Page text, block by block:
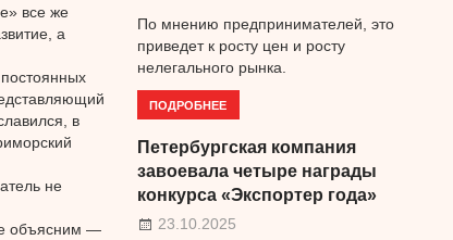
все же
а
в
не
объясним —
По мнению предпринимателей, это
приведет к росту цен и росту
нелегального рынка.
ПОДРОБНЕЕ
Петербургская компания
завоевала четыре награды
конкурса «Экспортер года»
23.10.2025